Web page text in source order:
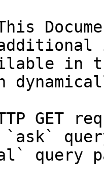
in
GET
`ask`
query